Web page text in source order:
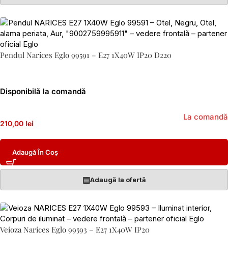
Pendul Narices Eglo 99591 – E27 1X40W IP20 D220
Disponibilă la comandă
210,00 lei
La comandă
Adaugă În Coș
▤Adaugă la ofertă
Veioza Narices Eglo 99593 – E27 1X40W IP20